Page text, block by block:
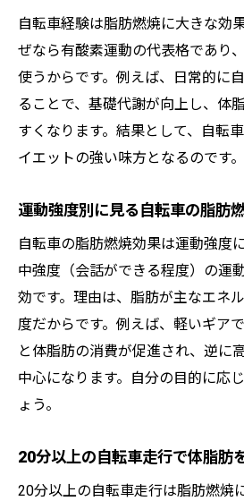
自転車経験は脂肪燃焼に大きな効
ぜなら有酸素運動の代表格であり
使うからです。例えば、日常的に
ることで、基礎代謝が向上し、体
すくなります。結果として、自転
イエットの強い味方となるのです。
運動強度別に見る自転車の脂肪
自転車の脂肪燃焼効果は運動強度
中強度（会話ができる程度）の運
効です。理由は、脂肪が主なエネ
度だからです。例えば、軽いギア
と体脂肪の消費が促進され、逆に
中心になります。自分の目的に応
ょう。
20分以上の自転車走行で体脂肪
20分以上の自転車走行は脂肪燃焼